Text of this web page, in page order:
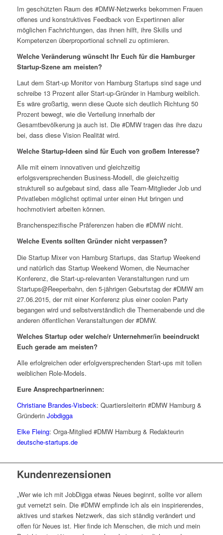
Im geschützten Raum des #DMW-Netzwerks bekommen Frauen
offenes und konstruktives Feedback von Expertinnen aller
möglichen Fachrichtungen, das ihnen hilft, ihre Skills und
Kompetenzen überproportional schnell zu optimieren.
Welche Veränderung wünscht Ihr Euch für die Hamburger
Startup-Szene am meisten?
Laut dem Start-up Monitor von Hamburg Startups sind sage und
schreibe 13 Prozent aller Start-up-Gründer in Hamburg weiblich.
Es wäre großartig, wenn diese Quote sich deutlich Richtung 50
Prozent bewegt, wie die Verteilung innerhalb der
Gesamtbevölkerung ja auch ist. Die #DMW tragen das ihre dazu
bei, dass diese Vision Realität wird.
Welche Startup-Ideen sind für Euch von großem Interesse?
Alle mit einem innovativen und gleichzeitig
erfolgsversprechenden Business-Modell, die gleichzeitig
strukturell so aufgebaut sind, dass alle Team-Mitglieder Job und
Privatleben möglichst optimal unter einen Hut bringen und
hochmotiviert arbeiten können.
Branchenspezifische Präferenzen haben die #DMW nicht.
Welche Events sollten Gründer nicht verpassen?
Die Startup Mixer von Hamburg Startups, das Startup Weekend
und natürlich das Startup Weekend Women, die Neumacher
Konferenz, die Start-up-relevanten Veranstaltungen rund um
Startups@Reeperbahn, den 5-jährigen Geburtstag der #DMW am
27.06.2015, der mit einer Konferenz plus einer coolen Party
begangen wird und selbstverständlich die Themenabende und die
anderen öffentlichen Veranstaltungen der #DMW.
Welches Startup oder welche/r Unternehmer/in beeindruckt
Euch gerade am meisten?
Alle erfolgreichen oder erfolgversprechenden Start-ups mit tollen
weiblichen Role-Models.
Eure Ansprechpartnerinnen:
Christiane Brandes-Visbeck: Quartiersleiterin #DMW Hamburg &
Gründerin Jobdigga
Elke Fleing: Orga-Mitglied #DMW Hamburg & Redakteurin
deutsche-startups.de
Kundenrezensionen
„Wer wie ich mit JobDigga etwas Neues beginnt, sollte vor allem
gut vernetzt sein. Die #DMW empfinde ich als ein inspirierendes,
aktives und starkes Netzwerk, das sich ständig verändert und
offen für Neues ist. Hier finde ich Menschen, die mich und mein